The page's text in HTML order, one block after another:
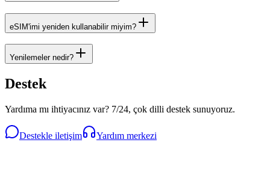
eSIM'imi yeniden kullanabilir miyim?
Yenilemeler nedir?
Destek
Yardıma mı ihtiyacınız var? 7/24, çok dilli destek sunuyoruz.
Destekle iletişim Yardım merkezi